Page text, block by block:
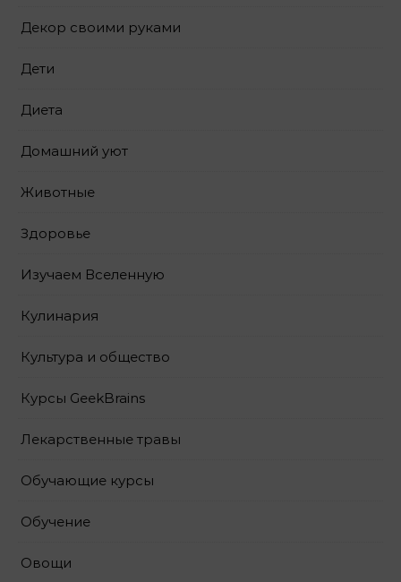
Декор своими руками
Дети
Диета
Домашний уют
Животные
Здоровье
Изучаем Вселенную
Кулинария
Культура и общество
Курсы GeekBrains
Лекарственные травы
Обучающие курсы
Обучение
Овощи